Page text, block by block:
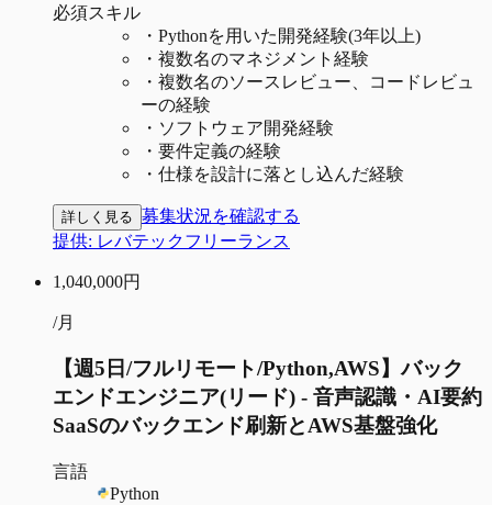
必須スキル
・ Pythonを用いた開発経験(3年以上)
・ 複数名のマネジメント経験
・ 複数名のソースレビュー、コードレビュ
ーの経験
・ ソフトウェア開発経験
・ 要件定義の経験
・ 仕様を設計に落とし込んだ経験
詳しく見る 募集状況を確認する
提供: レバテックフリーランス
1,040,000円
/月
【週5日/フルリモート/Python,AWS】バック
エンドエンジニア(リード) - 音声認識・AI要約
SaaSのバックエンド刷新とAWS基盤強化
言語
Python